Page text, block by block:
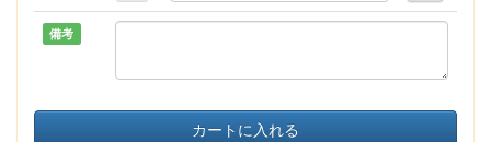
備考
カートに入れる